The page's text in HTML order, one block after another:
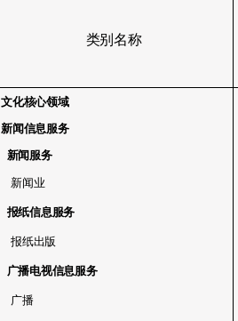
类别名称
文化核心领域
新闻信息服务
新闻服务
新闻业
报纸信息服务
报纸出版
广播电视信息服务
广播